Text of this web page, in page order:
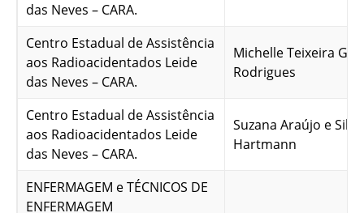
das Neves – CARA.
Centro Estadual de Assistência
aos Radioacidentados Leide
das Neves – CARA.
Michelle Teixeira
Rodrigues
Centro Estadual de Assistência
aos Radioacidentados Leide
das Neves – CARA.
Suzana Araújo e Silva
Hartmann
ENFERMAGEM e TÉCNICOS DE
ENFERMAGEM